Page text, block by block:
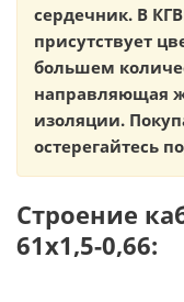
сердечник. В
присутствует
большем
направляющая
изоляции.
остерегайтесь
Строение
61х1,5-0,66: